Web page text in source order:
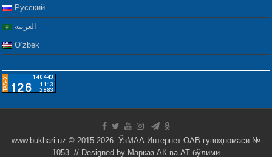
Русский
العربية
Oʻzbek
www.bukhari.uz © 2015-2026. ЎзМАА Интернет-ОАВ гувоҳномаси №
1053. // Designed by Марказ АК ва АТ бўлими